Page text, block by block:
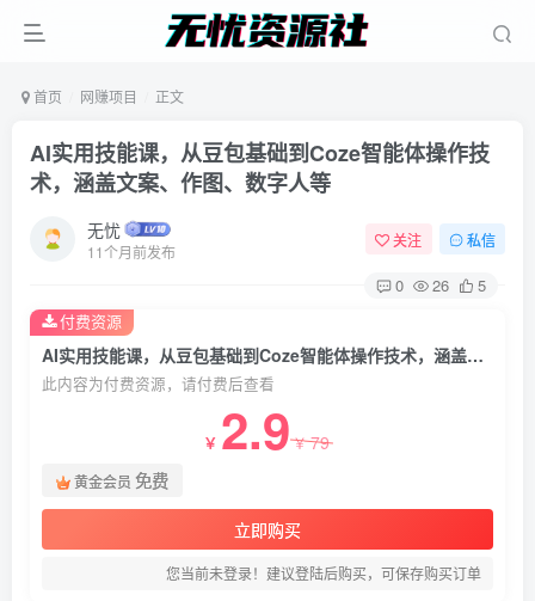
首页 网赚项目 正文
AI实用技能课，从豆包基础到Coze智能体操作技
术，涵盖文案、作图、数字人等
无忧
11个月前发布
关注 私信
0 26 5
AI实用技能课，从豆包基础到Coze智能体操作技术，涵盖文案、作图、数字人等
此内容为付费资源，请付费后查看
￥ 2.9￥79
黄金会员 免费
立即购买
您当前未登录！建议登陆后购买，可保存购买订单
付费资源